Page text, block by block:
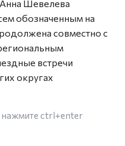
Шевелева
обозначенным на
совместно с
встречи
округах
нажмите ctrl+enter